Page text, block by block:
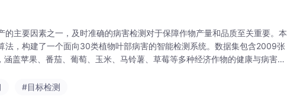
的主要因素之一，及时准确的病害检测对于保障作物产量和品质至关重要。本
法，构建了一个面向30类植物叶部病害的智能检测系统。数据集包含2009张
盖苹果、番茄、葡萄、玉米、马铃薯、草莓等多种经济作物的健康与病害叶
#目标检测